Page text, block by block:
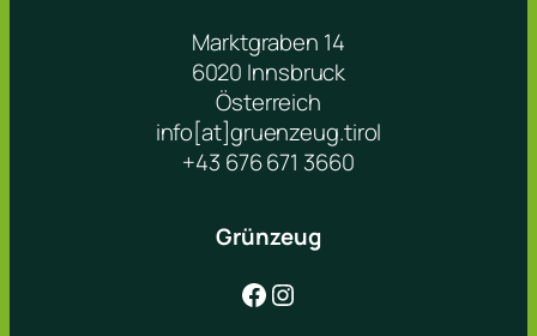
Marktgraben 14
6020 Innsbruck
Österreich
info[at]gruenzeug.tirol
+43 676 671 3660
Grünzeug
Facebook Instagram